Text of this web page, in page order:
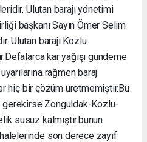
Ulutan barajı yönetimi
başkanı Sayın Ömer Selim
Ulutan barajı Kozlu
kar yağışı gündeme
rağmen baraj
bir çözüm üretmemiştir.Bu
Zonguldak-Kozlu-
susuz kalmıştır.bunun
son derece zayıf